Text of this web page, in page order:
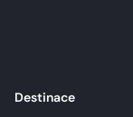
Destinace